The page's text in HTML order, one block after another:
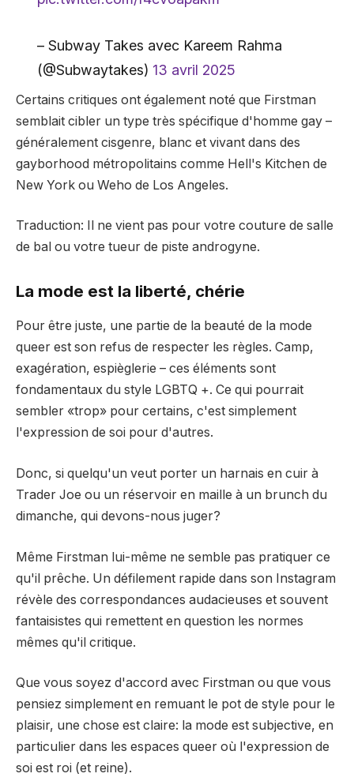
– Subway Takes avec Kareem Rahma
(@Subwaytakes) 13 avril 2025
Certains critiques ont également noté que Firstman
semblait cibler un type très spécifique d'homme gay –
généralement cisgenre, blanc et vivant dans des
gayborhood métropolitains comme Hell's Kitchen de
New York ou Weho de Los Angeles.
Traduction: Il ne vient pas pour votre couture de salle
de bal ou votre tueur de piste androgyne.
La mode est la liberté, chérie
Pour être juste, une partie de la beauté de la mode
queer est son refus de respecter les règles. Camp,
exagération, espièglerie – ces éléments sont
fondamentaux du style LGBTQ +. Ce qui pourrait
sembler «trop» pour certains, c'est simplement
l'expression de soi pour d'autres.
Donc, si quelqu'un veut porter un harnais en cuir à
Trader Joe ou un réservoir en maille à un brunch du
dimanche, qui devons-nous juger?
Même Firstman lui-même ne semble pas pratiquer ce
qu'il prêche. Un défilement rapide dans son Instagram
révèle des correspondances audacieuses et souvent
fantaisistes qui remettent en question les normes
mêmes qu'il critique.
Que vous soyez d'accord avec Firstman ou que vous
pensiez simplement en remuant le pot de style pour le
plaisir, une chose est claire: la mode est subjective, en
particulier dans les espaces queer où l'expression de
soi est roi (et reine).